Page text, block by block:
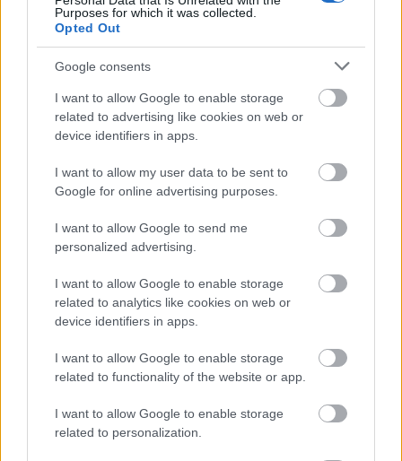
Purposes for which it was collected.
Opted Out
Google consents
I want to allow Google to enable storage
related to advertising like cookies on web or
device identifiers in apps.
I want to allow my user data to be sent to
Google for online advertising purposes.
I want to allow Google to send me
personalized advertising.
I want to allow Google to enable storage
related to analytics like cookies on web or
device identifiers in apps.
I want to allow Google to enable storage
related to functionality of the website or app.
I want to allow Google to enable storage
related to personalization.
Julija Melamed: "Gyerekkoromban
arról álmodtam, hogy fagylaltárus
leszek"
Julija Boriszovna Melamed moszkvai születésű orosz
csak Oroszországban, de külföldön is rangos ...